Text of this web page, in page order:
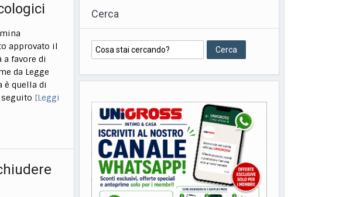
approvato il
favore di
da Legge
è quella di
[Leggi
Cerca